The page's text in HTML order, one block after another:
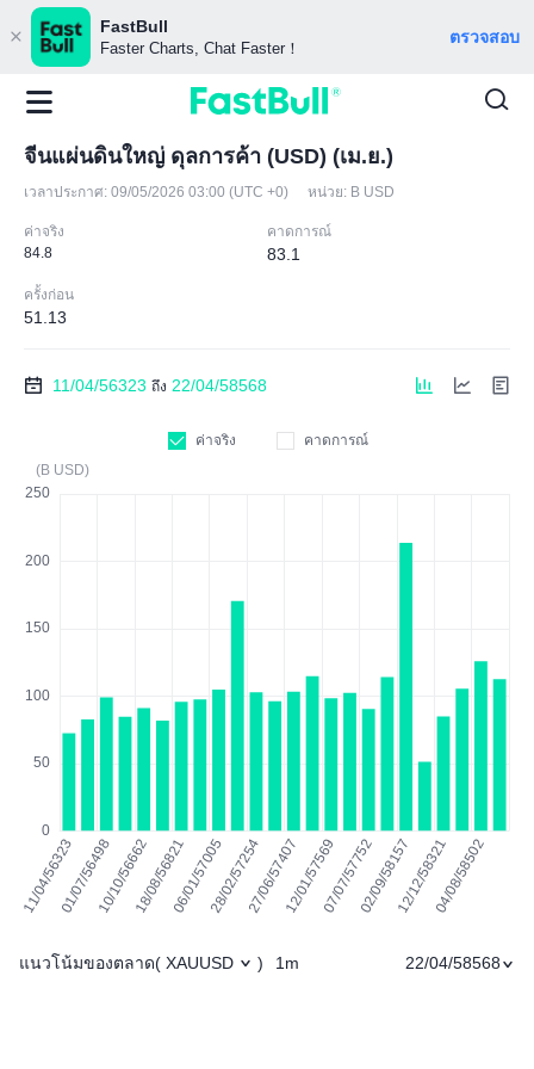
FastBull
Faster Charts, Chat Faster！
ตรวจสอบ
จีนแผ่นดินใหญ่ ดุลการค้า (USD) (เม.ย.)
เวลาประกาศ: 09/05/2026 03:00 (UTC +0) หน่วย: B USD
ค่าจริง
84.8
คาดการณ์
83.1
ครั้งก่อน
51.13
11/04/56323 ถึง 22/04/58568
ค่าจริง
คาดการณ์
(B USD)
แนวโน้มของตลาด( XAUUSD ) 1m 22/04/58568